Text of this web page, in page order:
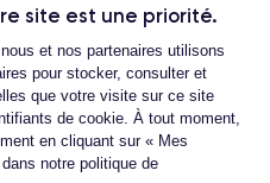
site est une priorité.
du
et nos partenaires utilisons
pour stocker, consulter et
que votre visite sur ce site
de cookie. À tout moment,
en cliquant sur « Mes
notre politique de
Dual SIM
Nano-SIM + eSIM
Débloqué
Oui, tous opérateurs
vous pour
livraison ?
d'avis
le produit ?
retour ?